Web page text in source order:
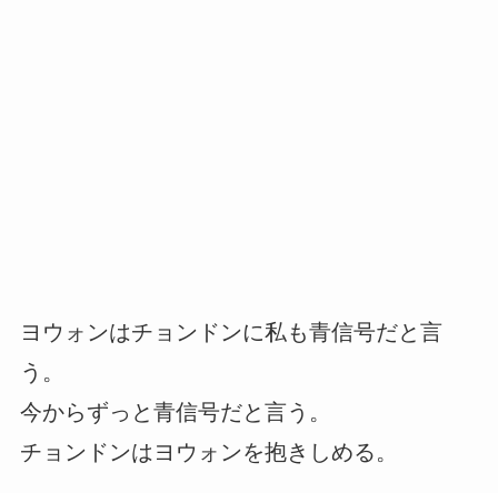
ヨウォンはチョンドンに私も青信号だと言
う。
今からずっと青信号だと言う。
チョンドンはヨウォンを抱きしめる。